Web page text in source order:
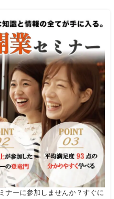
ナーに参加しませんか？すぐに